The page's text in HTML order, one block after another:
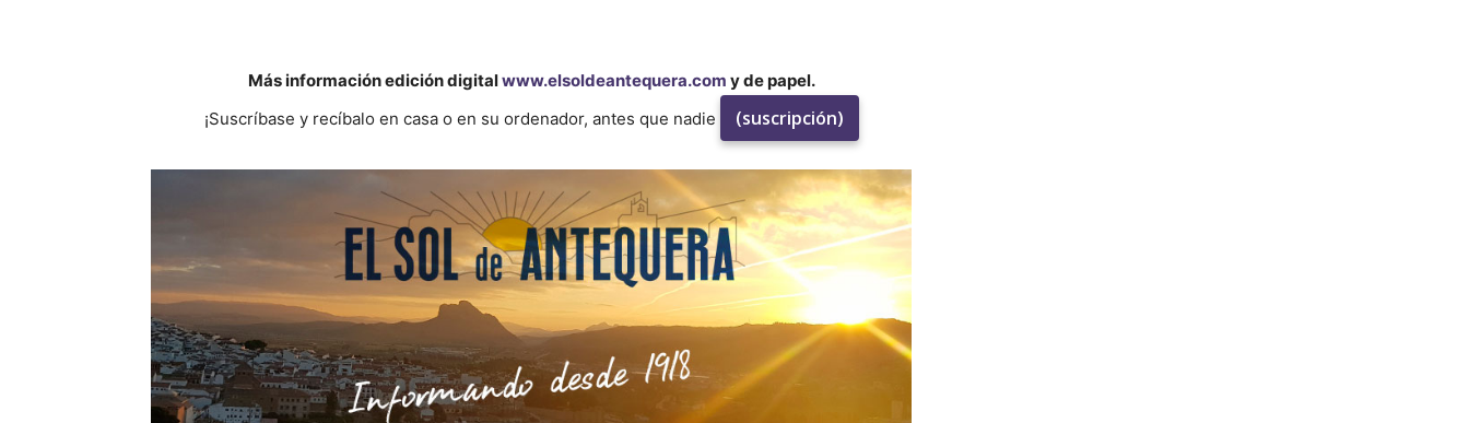
Más información edición digitalwww.elsoldeantequera.com y de papel.
¡Suscríbase y recíbalo en casa o en su ordenador, antes que nadie
(suscripción)